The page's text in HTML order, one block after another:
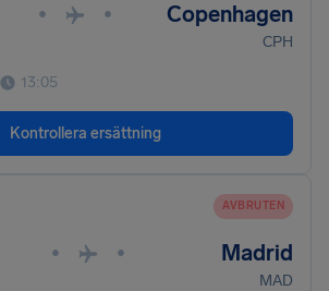
• • Copenhagen
CPH
13:05
Kontrollera ersättning
AVBRUTEN
• • Madrid
MAD